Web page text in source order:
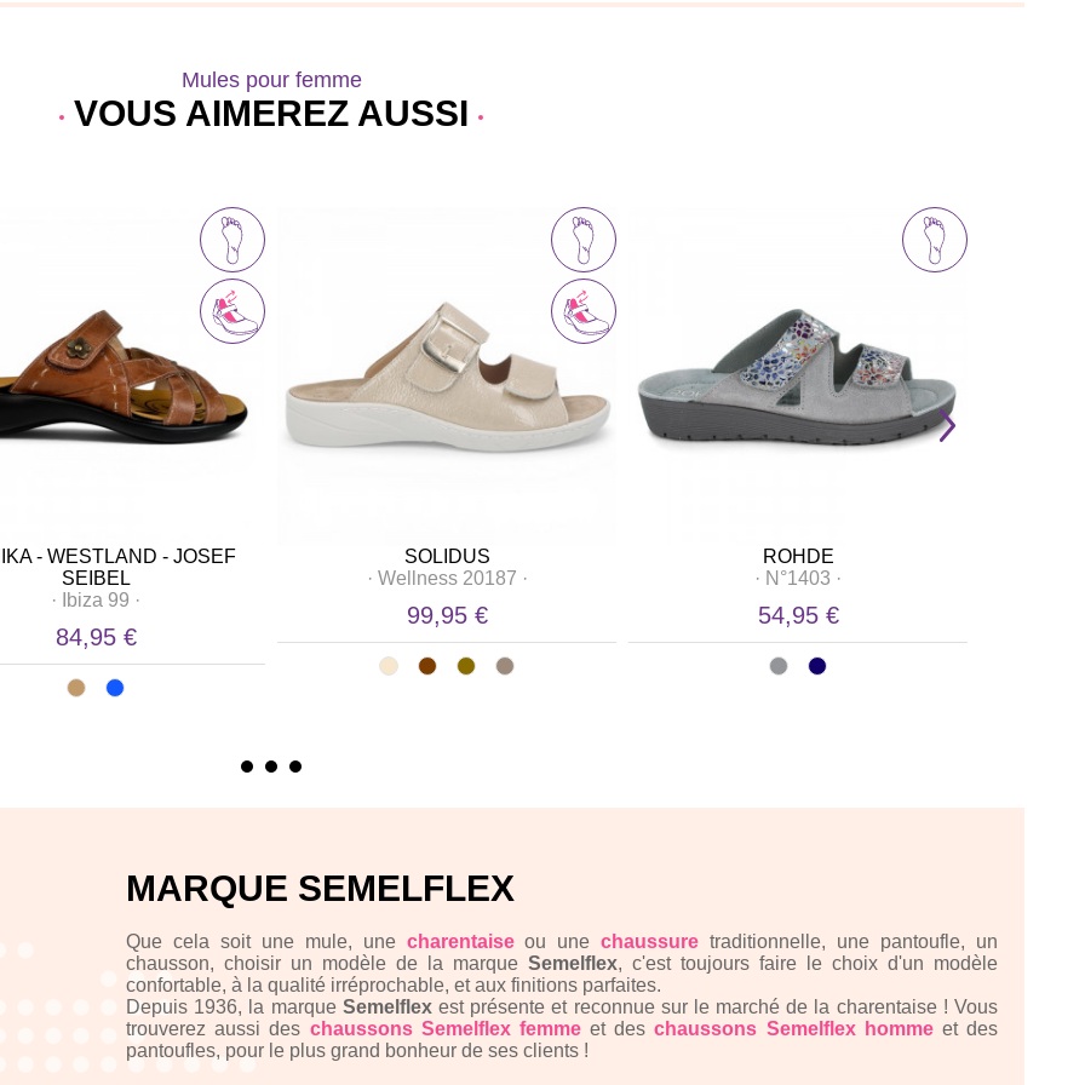
Mules pour femme
VOUS AIMEREZ AUSSI
- WESTLAND - JOSEF
SEIBEL
·
Ibiza 99 ·
84,95 €
SOLIDUS
· Wellness 20187 ·
99,95 €
ROHDE
· N°1403 ·
54,95 €
MARQUE SEMELFLEX
Que cela soit une mule, une charentaiseou unechaussure traditionnelle, une pantoufle, un
chausson, choisir un modèle de la marque Semelflex, c'est toujours faire le choix d'un modèle
confortable, à la qualité irréprochable, et aux finitions parfaites.
Depuis 1936, la marque Semelflexest présente et reconnue sur le marché de la charentaise ! Vous
trouverez aussi des chaussons Semelflex femmeet deschaussons Semelflex hommeet des
pantoufles, pour le plus grand bonheur de ses clients !